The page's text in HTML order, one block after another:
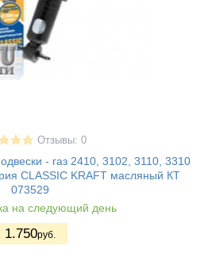
Отзывы: 0
- газ 2410, 3102, 3110, 3310
CLASSIC KRAFT масляный КТ
073529
на следующий день
1.750руб.